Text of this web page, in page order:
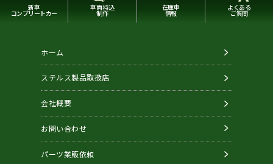
新車
コンプリートカー
車両持込
制作
在庫車
情報
よくある
ご質問
ホーム
ステルス製品取扱店
会社概要
お問い合わせ
パーツ業販依頼